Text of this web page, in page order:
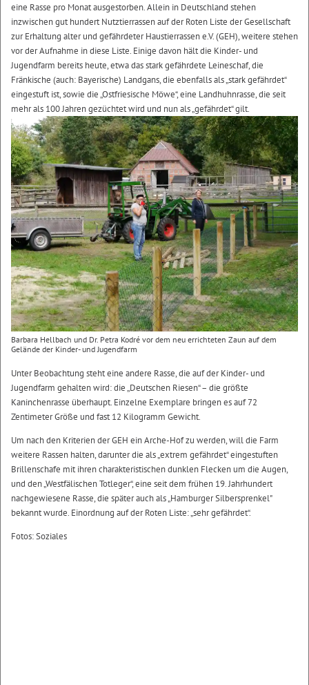
eine Rasse pro Monat ausgestorben. Allein in Deutschland stehen
inzwischen gut hundert Nutztierrassen auf der Roten Liste der Gesellschaft
zur Erhaltung alter und gefährdeter Haustierrassen e.V. (GEH), weitere stehen
vor der Aufnahme in diese Liste. Einige davon hält die Kinder- und
Jugendfarm bereits heute, etwa das stark gefährdete Leineschaf, die
Fränkische (auch: Bayerische) Landgans, die ebenfalls als „stark gefährdet“
eingestuft ist, sowie die „Ostfriesische Möwe“, eine Landhuhnrasse, die seit
mehr als 100 Jahren gezüchtet wird und nun als „gefährdet“ gilt.
Barbara Hellbach und Dr. Petra Kodré vor dem neu errichteten Zaun auf dem
Gelände der Kinder- und Jugendfarm
Unter Beobachtung steht eine andere Rasse, die auf der Kinder- und
Jugendfarm gehalten wird: die „Deutschen Riesen“ – die größte
Kaninchenrasse überhaupt. Einzelne Exemplare bringen es auf 72
Zentimeter Größe und fast 12 Kilogramm Gewicht.
Um nach den Kriterien der GEH ein Arche-Hof zu werden, will die Farm
weitere Rassen halten, darunter die als „extrem gefährdet“ eingestuften
Brillenschafe mit ihren charakteristischen dunklen Flecken um die Augen,
und den „Westfälischen Totleger“, eine seit dem frühen 19. Jahrhundert
nachgewiesene Rasse, die später auch als „Hamburger Silbersprenkel"
bekannt wurde. Einordnung auf der Roten Liste: „sehr gefährdet“.
Fotos: Soziales